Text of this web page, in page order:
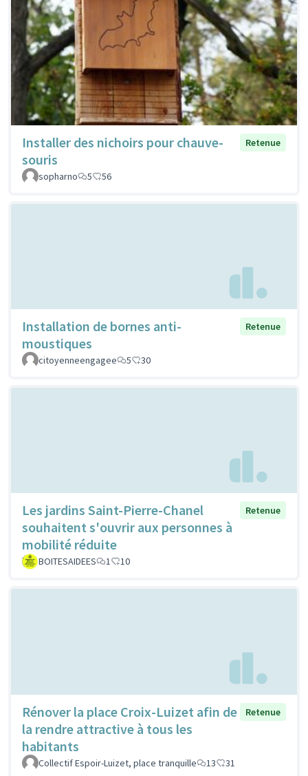
Installer des nichoirs pour chauve-
souris
Retenue
sopharno 5 56
Installation de bornes anti-
moustiques
Retenue
citoyenneengagee 5 30
Les jardins Saint-Pierre-Chanel
souhaitent s'ouvrir aux personnes à
mobilité réduite
Retenue
BOITESAIDEES 1 10
Rénover la place Croix-Luizet afin de
la rendre attractive à tous les
habitants
Retenue
Collectif Espoir-Luizet, place tranquille 13 31